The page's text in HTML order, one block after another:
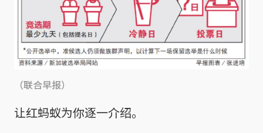
（联合早报）
让红蚂蚁为你逐一介绍。